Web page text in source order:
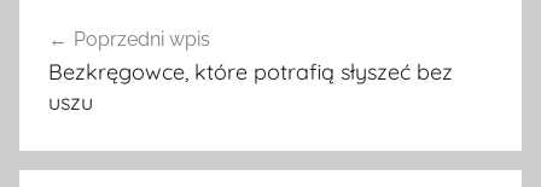
wpisu
Poprzedni wpis
Bezkręgowce, które potrafią słyszeć bez
uszu